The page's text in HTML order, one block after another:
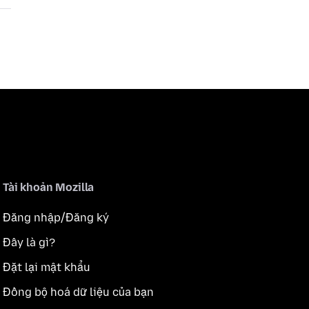
Tài khoản Mozilla
Đăng nhập/Đăng ký
Đây là gì?
Đặt lại mật khẩu
Đồng bộ hoá dữ liệu của bạn